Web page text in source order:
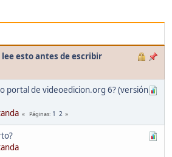
esto antes de escribir
portal de videoedicion.org 6? (versión
Páginas 1 2